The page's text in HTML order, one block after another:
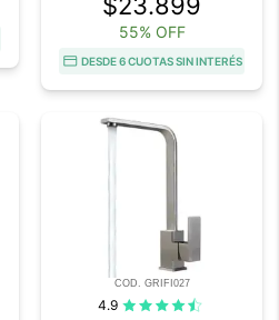
55% OFF
DESDE 6 CUOTAS SIN INTERÉS
COD. GRIFI027
4.9